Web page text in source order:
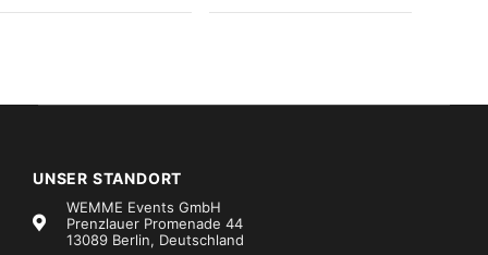
UNSER STANDORT
WEMME Events GmbH
Prenzlauer Promenade 44
13089 Berlin, Deutschland